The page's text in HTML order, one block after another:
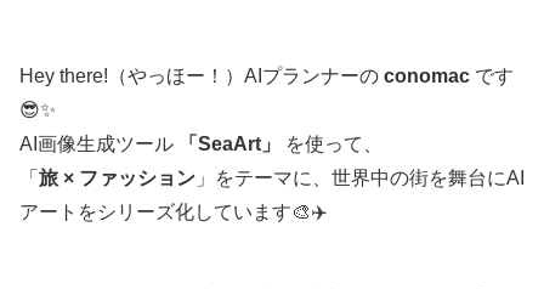
Hey there!（やっほー！）AIプランナーの conomac です
😎✨
AI画像生成ツール
「SeaArt」
を使って、
「 旅 × ファッション 」をテーマに、世界中の街を舞台にAI
アートをシリーズ化しています🎨✈️